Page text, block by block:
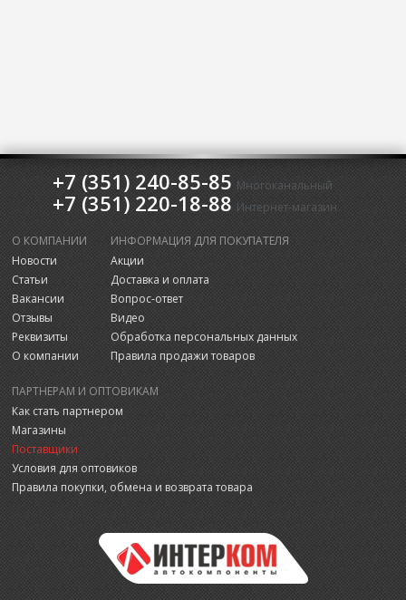
+7 (351) 240-85-85 Многоканальный
+7 (351) 220-18-88 Интернет-магазин
О КОМПАНИИ
Новости
Статьи
Вакансии
Отзывы
Реквизиты
О компании
ИНФОРМАЦИЯ ДЛЯ ПОКУПАТЕЛЯ
Акции
Доставка и оплата
Вопрос-ответ
Видео
Обработка персональных данных
Правила продажи товаров
ПАРТНЕРАМ И ОПТОВИКАМ
Как стать партнером
Магазины
Поставщики
Условия для оптовиков
Правила покупки, обмена и возврата товара